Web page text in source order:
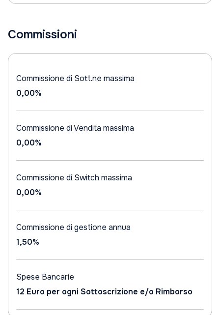
Commissioni
Commissione di Sott.ne massima
0,00%
Commissione di Vendita massima
0,00%
Commissione di Switch massima
0,00%
Commissione di gestione annua
1,50%
Spese Bancarie
12 Euro per ogni Sottoscrizione e/o Rimborso